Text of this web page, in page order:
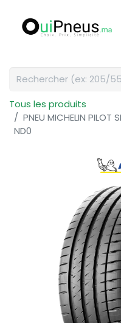
Tous les produits
PNEU MICHELIN PILOT
ND0